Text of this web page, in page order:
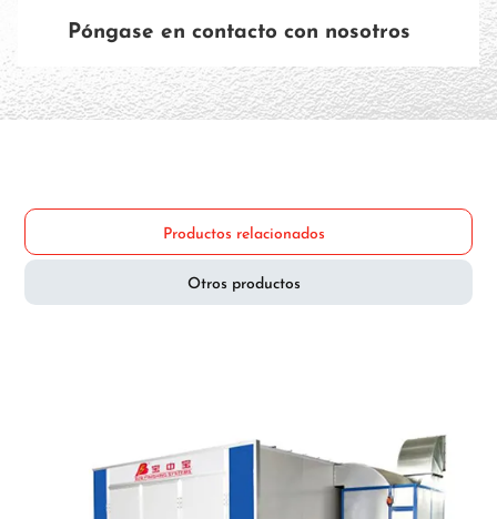
Póngase en contacto con nosotros
Productos relacionados
Otros productos